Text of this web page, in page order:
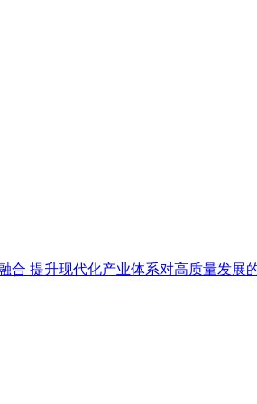
合 提升现代化产业体系对高质量发展